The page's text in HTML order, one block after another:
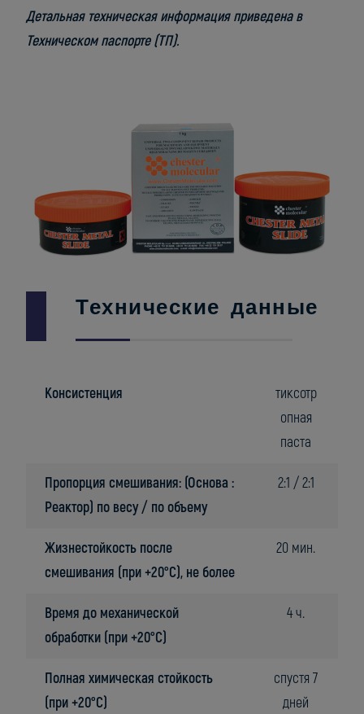
Детальная техническая информация приведена в
Техническом паспорте (ТП).
Технические данные
Консистенция
тиксотр
опная
паста
Пропорция смешивания: (Основа :
Реактор) по весу / по объему
2:1 / 2:1
Жизнестойкость после
смешивания (при +20°C), не более
20 мин.
Время до механической
обработки (при +20°C)
4 ч.
Полная химическая стойкость
(при +20°C)
спустя 7
дней